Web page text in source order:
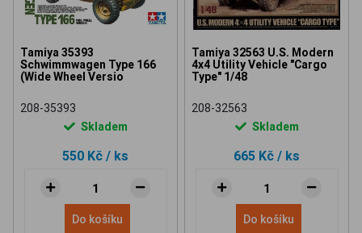
Tamiya 35393
Schwimmwagen Type 166
(Wide Wheel Versio
208-35393
Skladem
550 Kč / ks
Do košíku
Tamiya 32563 U.S. Modern
4x4 Utility Vehicle "Cargo
Type" 1/48
208-32563
Skladem
665 Kč / ks
Do košíku